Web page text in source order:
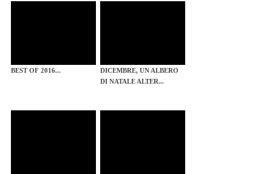
BEST OF 2016...
DICEMBRE, UN ALBERO
DI NATALE ALTER...